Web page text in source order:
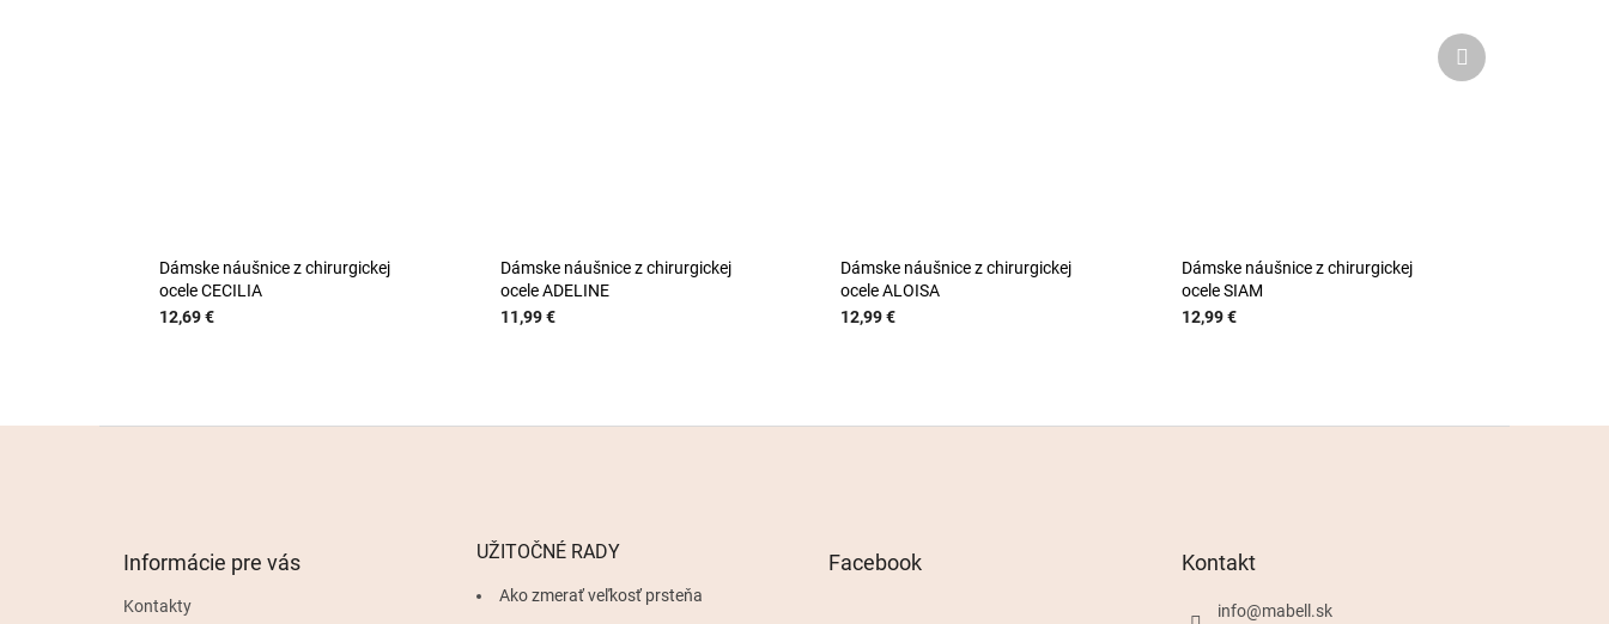
Dámske náušnice z chirurgickej
ocele CECILIA
12,69 €
Dámske náušnice z chirurgickej
ocele ADELINE
11,99 €
Dámske náušnice z chirurgickej
ocele ALOISA
12,99 €
Dámske náušnice z chirurgickej
ocele SIAM
12,99 €
Ďalší
produkt
Informácie pre vás
Kontakty
UŽITOČNÉ RADY
Ako zmerať veľkosť prsteňa
Facebook Kontakt
info@mabell.sk